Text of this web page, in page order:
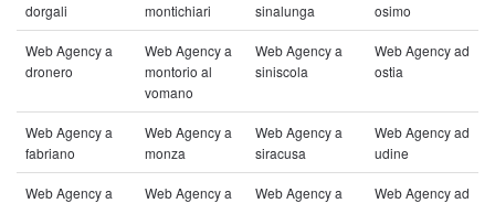
dorgali
montichiari
sinalunga
osimo
Web Agency a
dronero
Web Agency a
montorio al
vomano
Web Agency a
siniscola
Web Agency ad
ostia
Web Agency a
fabriano
Web Agency a
monza
Web Agency a
siracusa
Web Agency ad
udine
Web Agency a
Web Agency a
Web Agency a
Web Agency ad